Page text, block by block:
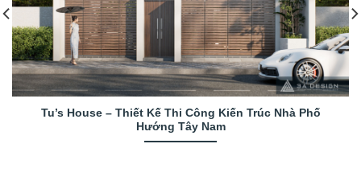
Tu’s House – Thiết Kế Thi Công Kiến Trúc Nhà Phố
Hướng Tây Nam